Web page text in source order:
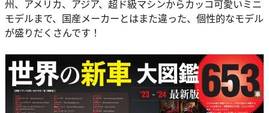
州、アメリカ、アジア、超ド級マシンからカッコ可愛いミニ
モデルまで、国産メーカーとはまた違った、個性的なモデル
が盛りだくさんです！